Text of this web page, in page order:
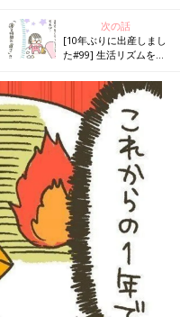
次の話
[10年ぶりに出産しまし
た#99] 生活リズムを整